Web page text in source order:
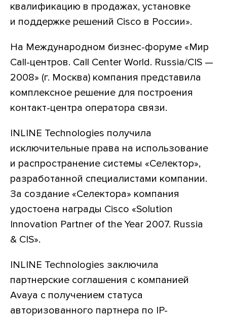
квалификацию в продажах, установке
и поддержке решений Cisco в России».
На Международном бизнес-форуме «Мир
Call-центров. Call Center World. Russia/CIS —
2008» (г. Москва) компания представила
комплексное решение для построения
контакт-центра оператора связи.
INLINE Technologies получила
исключительные права на использование
и распространение системы «Селектор»,
разработанной специалистами компании.
За создание «Селектора» компания
удостоена награды Cisco «Solution
Innovation Partner of the Year 2007. Russia
& CIS».
INLINE Technologies заключила
партнерские соглашения с компанией
Avaya с получением статуса
авторизованного партнера по IP-